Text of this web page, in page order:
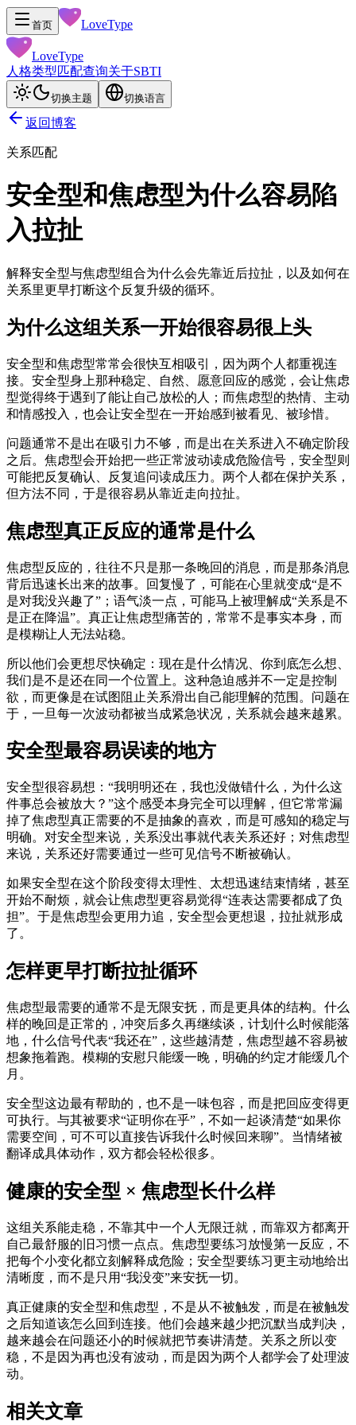
首页 LoveType
LoveType
人格类型匹配查询关于SBTI
切换主题 切换语言
返回博客
关系匹配
安全型和焦虑型为什么容易陷
入拉扯
解释安全型与焦虑型组合为什么会先靠近后拉扯，以及如何在
关系里更早打断这个反复升级的循环。
为什么这组关系一开始很容易很上头
安全型和焦虑型常常会很快互相吸引，因为两个人都重视连
接。安全型身上那种稳定、自然、愿意回应的感觉，会让焦虑
型觉得终于遇到了能让自己放松的人；而焦虑型的热情、主动
和情感投入，也会让安全型在一开始感到被看见、被珍惜。
问题通常不是出在吸引力不够，而是出在关系进入不确定阶段
之后。焦虑型会开始把一些正常波动读成危险信号，安全型则
可能把反复确认、反复追问读成压力。两个人都在保护关系，
但方法不同，于是很容易从靠近走向拉扯。
焦虑型真正反应的通常是什么
焦虑型反应的，往往不只是那一条晚回的消息，而是那条消息
背后迅速长出来的故事。回复慢了，可能在心里就变成“是不
是对我没兴趣了”；语气淡一点，可能马上被理解成“关系是不
是正在降温”。真正让焦虑型痛苦的，常常不是事实本身，而
是模糊让人无法站稳。
所以他们会更想尽快确定：现在是什么情况、你到底怎么想、
我们是不是还在同一个位置上。这种急迫感并不一定是控制
欲，而更像是在试图阻止关系滑出自己能理解的范围。问题在
于，一旦每一次波动都被当成紧急状况，关系就会越来越累。
安全型最容易误读的地方
安全型很容易想：“我明明还在，我也没做错什么，为什么这
件事总会被放大？”这个感受本身完全可以理解，但它常常漏
掉了焦虑型真正需要的不是抽象的喜欢，而是可感知的稳定与
明确。对安全型来说，关系没出事就代表关系还好；对焦虑型
来说，关系还好需要通过一些可见信号不断被确认。
如果安全型在这个阶段变得太理性、太想迅速结束情绪，甚至
开始不耐烦，就会让焦虑型更容易觉得“连表达需要都成了负
担”。于是焦虑型会更用力追，安全型会更想退，拉扯就形成
了。
怎样更早打断拉扯循环
焦虑型最需要的通常不是无限安抚，而是更具体的结构。什么
样的晚回是正常的，冲突后多久再继续谈，计划什么时候能落
地，什么信号代表“我还在”，这些越清楚，焦虑型越不容易被
想象拖着跑。模糊的安慰只能缓一晚，明确的约定才能缓几个
月。
安全型这边最有帮助的，也不是一味包容，而是把回应变得更
可执行。与其被要求“证明你在乎”，不如一起谈清楚“如果你
需要空间，可不可以直接告诉我什么时候回来聊”。当情绪被
翻译成具体动作，双方都会轻松很多。
健康的安全型 × 焦虑型长什么样
这组关系能走稳，不靠其中一个人无限迁就，而靠双方都离开
自己最舒服的旧习惯一点点。焦虑型要练习放慢第一反应，不
把每个小变化都立刻解释成危险；安全型要练习更主动地给出
清晰度，而不是只用“我没变”来安抚一切。
真正健康的安全型和焦虑型，不是从不被触发，而是在被触发
之后知道该怎么回到连接。他们会越来越少把沉默当成判决，
越来越会在问题还小的时候就把节奏讲清楚。关系之所以变
稳，不是因为再也没有波动，而是因为两个人都学会了处理波
动。
相关文章